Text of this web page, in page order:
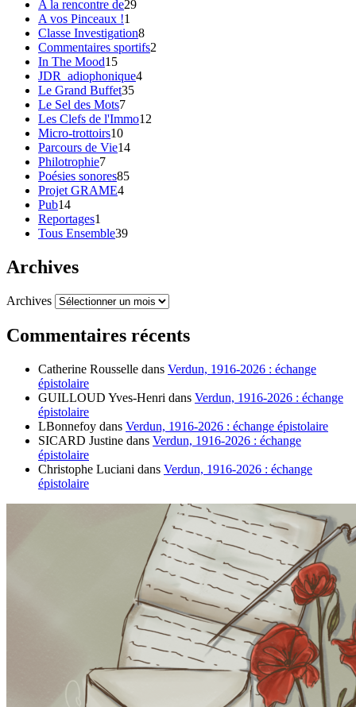
A la rencontre de29
A vos Pinceaux !1
Classe Investigation8
Commentaires sportifs2
In The Mood15
JDR_adiophonique4
Le Grand Buffet35
Le Sel des Mots7
Les Clefs de l'Immo12
Micro-trottoirs10
Parcours de Vie14
Philotrophie7
Poésies sonores85
Projet GRAME4
Pub14
Reportages1
Tous Ensemble39
Archives
Archives
Commentaires récents
Catherine Rousselle dans Verdun, 1916-2026 : échange
épistolaire
GUILLOUD Yves-Henri dans Verdun, 1916-2026 : échange
épistolaire
LBonnefoy dans Verdun, 1916-2026 : échange épistolaire
SICARD Justine dans Verdun, 1916-2026 : échange
épistolaire
Christophe Luciani dans Verdun, 1916-2026 : échange
épistolaire